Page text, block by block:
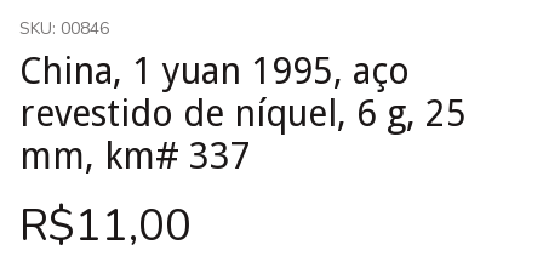
SKU: 00846
China, 1 yuan 1995, aço
revestido de níquel, 6 g, 25
mm, km# 337
R$11,00